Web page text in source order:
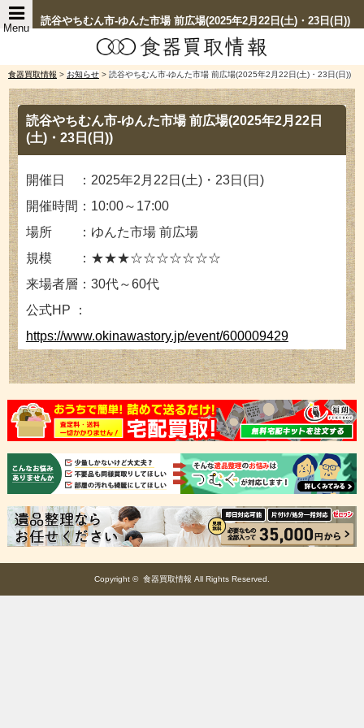
読谷やちむん市-ゆんた市場 前広場(2025年2月22日(土)・23日(日))
Menu
食器買取情報 > お知らせ > 読谷やちむん市-ゆんた市場 前広場(2025年2月22日(土)・23日(日))
読谷やちむん市-ゆんた市場 前広場(2025年2月22日
(土)・23日(日))
開催日 ：2025年2月22日(土)・23日(日)
開催時間：10:00～17:00
場所 ：ゆんた市場 前広場
規模 ：★★★☆☆☆☆☆☆☆
来場者層：30代～60代
公式HP ：
https://www.okinawastory.jp/event/600009429
Copyright © 食器買取情報 All Rights Reserved.